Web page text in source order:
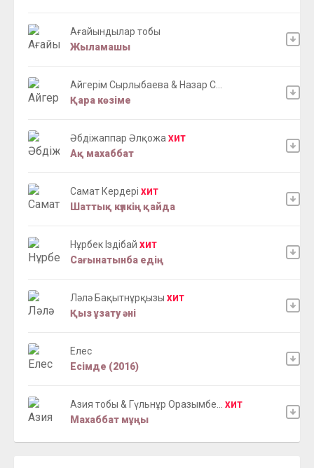
Ағайындылар тобы
Жыламашы
Айгерім Сырлыбаева & Назар С...
Қара көзіме
Әбдіжаппар Әлқожа ХИТ
Ақ махаббат
Самат Кердері ХИТ
Шаттық күлкің қайда
Нұрбек Іздібай ХИТ
Сағынатынба едің
Ләлә Бақытнұрқызы ХИТ
Қыз ұзату әні
Елес
Есімде (2016)
Азия тобы & Гүльнұр Оразымбе... ХИТ
Махаббат мұңы